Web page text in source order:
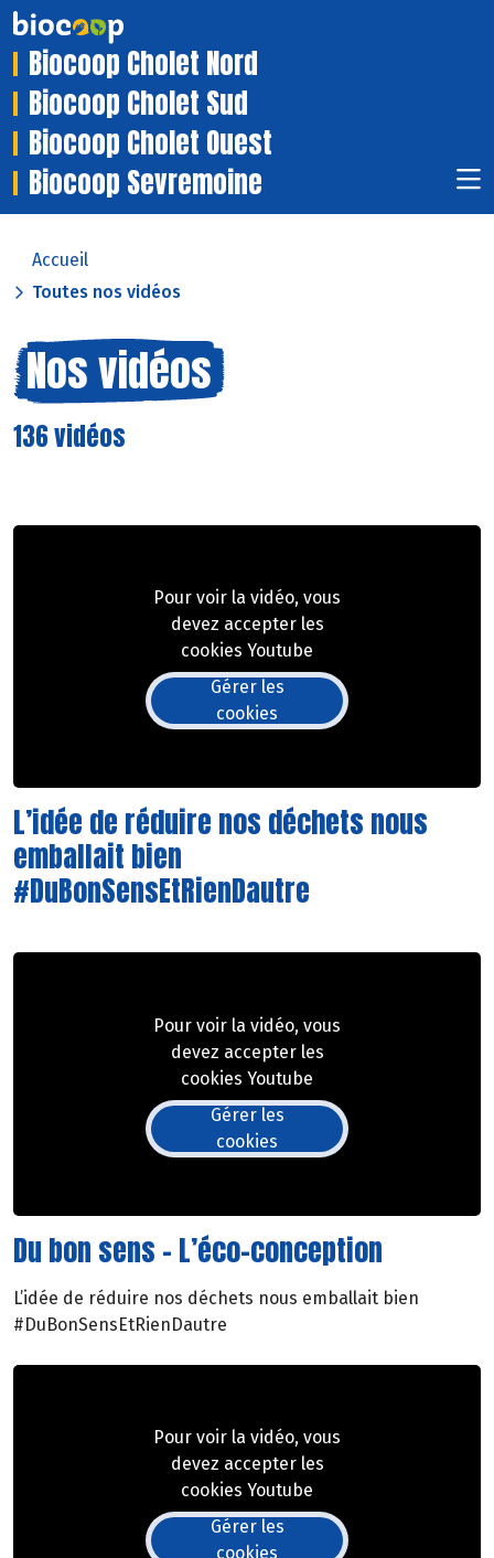
Biocoop Cholet Nord
Biocoop Cholet Sud
Biocoop Cholet Ouest
Biocoop Sevremoine
Accueil
Toutes nos vidéos
Nos vidéos
136 vidéos
Pour voir la vidéo, vous
devez accepter les
cookies Youtube
Gérer les
cookies
L’idée de réduire nos déchets nous
emballait bien
#DuBonSensEtRienDautre
Pour voir la vidéo, vous
devez accepter les
cookies Youtube
Gérer les
cookies
Du bon sens - L’éco-conception
L’idée de réduire nos déchets nous emballait bien
#DuBonSensEtRienDautre
Pour voir la vidéo, vous
devez accepter les
cookies Youtube
Gérer les
cookies